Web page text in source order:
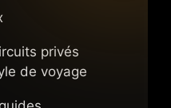
privés
de voyage